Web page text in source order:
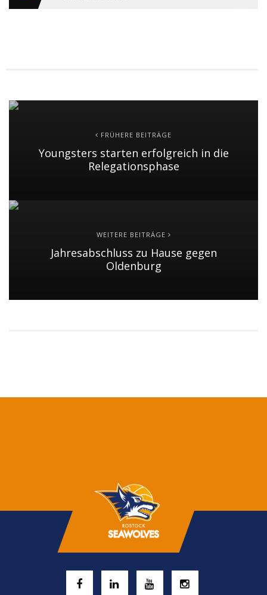
FRÜHERE BEITRÄGE
Youngsters starten erfolgreich in die
Relegationsphase
WEITERE BEITRÄGE
Jahresabschluss zu Hause gegen
Oldenburg